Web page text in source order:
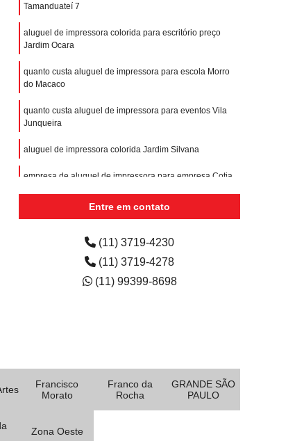
Tamanduateí 7
aluguel de impressora colorida para escritório preço
Jardim Ocara
quanto custa aluguel de impressora para escola Morro
do Macaco
quanto custa aluguel de impressora para eventos Vila
Junqueira
aluguel de impressora colorida Jardim Silvana
empresa de aluguel de impressora para empresa Cotia
quanto custa aluguel de impressora colorida para
aluguel de impressora para eventos Vila Homero Thon
Entre em contato
(11) 3719-4230
(11) 3719-4278
(11) 99399-8698
Francisco
Morato
Franco da
Rocha
GRANDE SÃO
PAULO
Zona Oeste